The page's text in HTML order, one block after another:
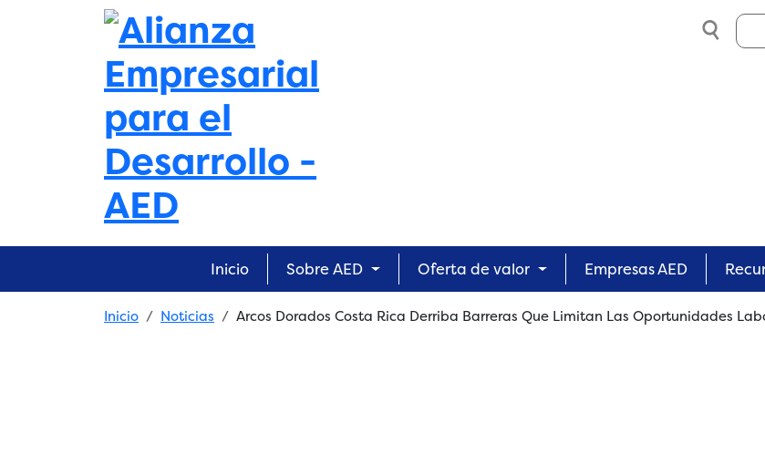
Skip to main content
Main navigation
Inicio Sobre AED Oferta de valor Empresas AED
Breadcrumb
Inicio Noticias Arcos Dorados Costa Rica Derriba Barreras Que Limitan Las Oportunidades